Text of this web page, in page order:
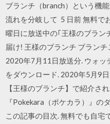
ブランチ（branch）という機
流れを分岐して 5 日前 無料で
曜日に放送中の｢王様のブラン
届け! 王様のブランチ ブラン
2020年7月11日放送分. ウォッ
をダウンロード. 2020年5月9
【王様のブランチ】で紹介さ
『Pokekara（ポケカラ）』の
この記事の目次. 無料でも自宅